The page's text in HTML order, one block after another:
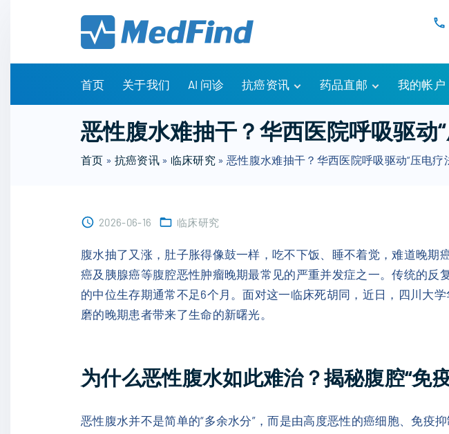
首页 关于我们 AI 问诊 抗癌资讯
有问有答
诊疗指南
药物信息
药品直邮
购物车
订单追踪
优惠活动
我的帐户
账户详情
我的订单
恶性腹水难抽干？华西医院呼吸驱动
首页 » 抗癌资讯» 临床研究 »恶性腹水难抽干？华西医院呼吸驱动“压电疗
2026-06-16 临床研究
腹水抽了又涨，肚子胀得像鼓一样，吃不下饭、睡不着觉，难道晚
癌及胰腺癌等腹腔恶性肿瘤晚期最常见的严重并发症之一。传统的反
的中位生存期通常不足6个月。面对这一临床死胡同，近日，四川大
磨的晚期患者带来了生命的新曙光。
为什么恶性腹水如此难治？揭秘腹腔“免
恶性腹水并不是简单的“多余水分”，而是由高度恶性的癌细胞、免疫